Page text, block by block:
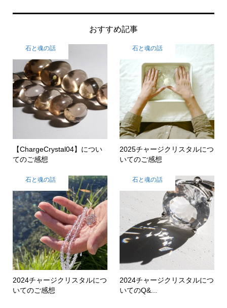
おすすめ記事
石と魂の話
【ChargeCrystal04】につい
てのご感想
石と魂の話
2025チャージクリスタルにつ
いてのご感想
石と魂の話
2024チャージクリスタルにつ
いてのご感想
石と魂の話
2024チャージクリスタルにつ
いてのQ&...